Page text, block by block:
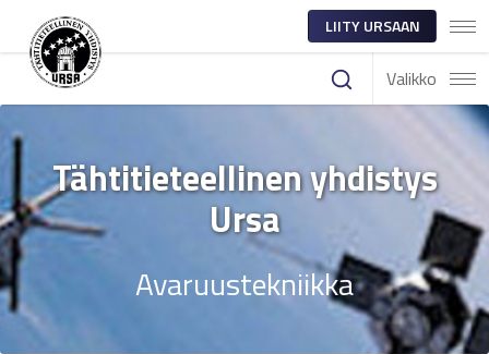
LIITY URSAAN
Valikko
Tähtitieteellinen yhdistys
Ursa
Avaruustekniikka